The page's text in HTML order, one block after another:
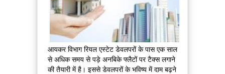
आयकर विभाग रियल एस्टेट डेवलपरों के पास एक साल
से अधिक समय से पड़े अनबिके फ्लैटों पर टैक्स लगाने
की तैयारी में है। इससे डेवलपरों के भविष्य में दाम बढ़ने